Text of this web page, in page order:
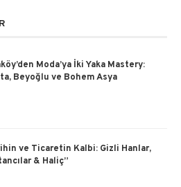
Moda’ya İki Yaka Mastery:
Beyoğlu ve Bohem Asya
ve Ticaretin Kalbi: Gizli Hanlar,
& Haliç”